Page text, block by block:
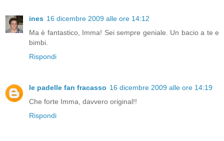
ines 16 dicembre 2009 alle ore 14:12
Ma è fantastico, Imma! Sei sempre geniale. Un bacio a te e
bimbi.
Rispondi
le padelle fan fracasso 16 dicembre 2009 alle ore 14:19
Che forte Imma, davvero original!!
Rispondi